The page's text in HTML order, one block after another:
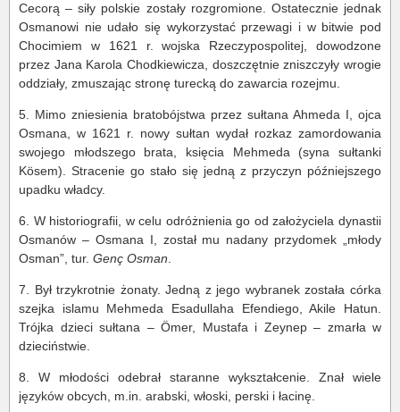
Cecorą – siły polskie zostały rozgromione. Ostatecznie jednak
Osmanowi nie udało się wykorzystać przewagi i w bitwie pod
Chocimiem w 1621 r. wojska Rzeczypospolitej, dowodzone
przez Jana Karola Chodkiewicza, doszczętnie zniszczyły wrogie
oddziały, zmuszając stronę turecką do zawarcia rozejmu.
5. Mimo zniesienia bratobójstwa przez sułtana Ahmeda I, ojca
Osmana, w 1621 r. nowy sułtan wydał rozkaz zamordowania
swojego młodszego brata, księcia Mehmeda (syna sułtanki
Kösem). Stracenie go stało się jedną z przyczyn późniejszego
upadku władcy.
6. W historiografii, w celu odróżnienia go od założyciela dynastii
Osmanów – Osmana I, został mu nadany przydomek „młody
Osman”, tur. Genç Osman
7. Był trzykrotnie żonaty. Jedną z jego wybranek została córka
szejka islamu Mehmeda Esadullaha Efendiego, Akile Hatun.
Trójka dzieci sułtana – Ömer, Mustafa i Zeynep – zmarła w
dzieciństwie.
8. W młodości odebrał staranne wykształcenie. Znał wiele
języków obcych, m.in. arabski, włoski, perski i łacinę.